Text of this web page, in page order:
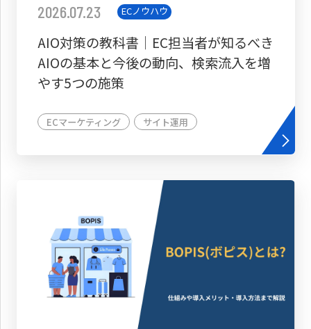
2026.07.23 ECノウハウ
AIO対策の教科書│EC担当者が知るべき
AIOの基本と今後の動向、検索流入を増
やす5つの施策
ECマーケティング サイト運用